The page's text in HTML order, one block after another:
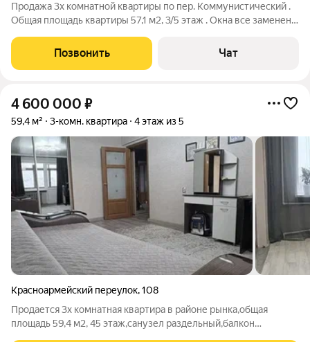
Продажа 3х комнатной квартиры по пер. Коммунистический .
Общая площадь квартиры 57,1 м2, 3/5 этаж . Окна все заменены
состояние . Дом после капитального ремонта . Цена : 3 700
000 Торг
Позвонить Чат
4 600 000 ₽
59,4 м² 3-комн. квартира 4 этаж из 5
Красноармейский переулок,108
Продается 3х комнатная квартира в районе рынка,общая
площадь 59,4 м2, 45 этаж,санузел раздельный,балкон